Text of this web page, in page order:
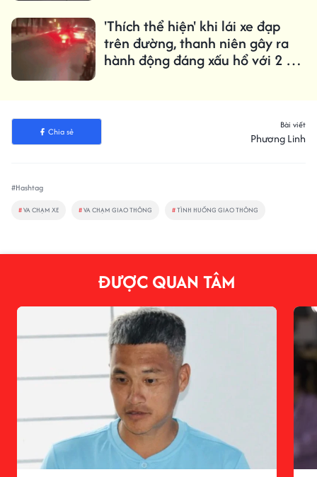
'Thích thể hiện' khi lái xe đạp
trên đường, thanh niên gây ra
hành động đáng xấu hổ với 2 cô
Chia sẻ
Bài viết
Phương Linh
#Hashtag
#VA CHẠM XE #VA CHẠM GIAO THÔNG #TÌNH HUỐNG GIAO THÔNG
ĐƯỢC QUAN TÂM